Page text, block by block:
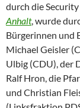
durch die
Anhalt, wurde
Bürgerinnen und
Michael Geisler
Ulbig (CDU), der
Ralf Hron, die
und Christian